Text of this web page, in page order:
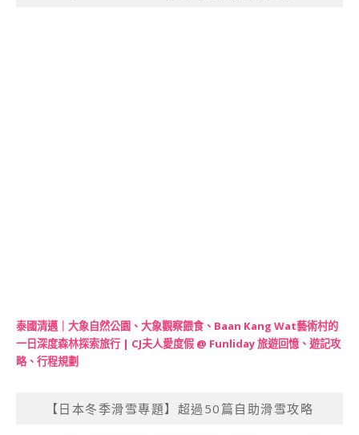
泰國清邁｜大象自然公園、大象觀察餵食、Baan Kang Wat藝術村的
一日深度森林探索旅行 | CJ夫人愛度假 @ Funliday 旅遊回憶、遊記攻
略、行程規劃
【日本冬季滑雪專題】超過50篇自助滑雪攻略